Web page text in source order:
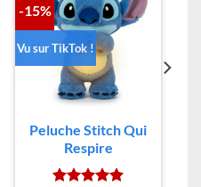
-15%
Vu sur TikTok !
Peluche Stitch Qui
Respire